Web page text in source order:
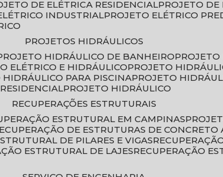
DE ELÉTRICA RESIDENCIAL
PROJETO
INDUSTRIAL
PROJETO ELÉTRICO
PROJETOS HIDRÁULICOS
PROJETO HIDRÁULICO DE BANHEIRO
ELÉTRICO E HIDRÁULICO
PROJETO
HIDRÁULICO PARA PISCINA
PROJETO
PROJETO HIDRÁULICO
RECUPERAÇÕES ESTRUTURAIS
ESTRUTURAL EM CAMPINAS
RECUPERAÇÃO DE ESTRUTURAS DE
DE PILARES E VIGAS
ESTRUTURAL DE LAJES
RECUPERAÇÃO